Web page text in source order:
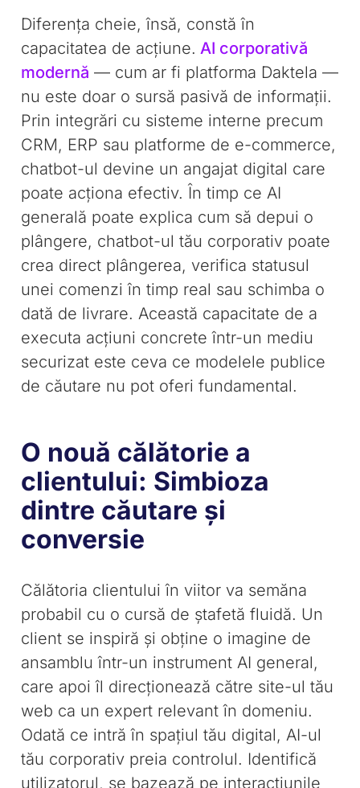
Diferența cheie, însă, constă în
capacitatea de acțiune. AI corporativă
modernă — cum ar fi platforma Daktela —
nu este doar o sursă pasivă de informații.
Prin integrări cu sisteme interne precum
CRM, ERP sau platforme de e-commerce,
chatbot-ul devine un angajat digital care
poate acționa efectiv. În timp ce AI
generală poate explica cum să depui o
plângere, chatbot-ul tău corporativ poate
crea direct plângerea, verifica statusul
unei comenzi în timp real sau schimba o
dată de livrare. Această capacitate de a
executa acțiuni concrete într-un mediu
securizat este ceva ce modelele publice
de căutare nu pot oferi fundamental.
O nouă călătorie a
clientului: Simbioza
dintre căutare și
conversie
Călătoria clientului în viitor va semăna
probabil cu o cursă de ștafetă fluidă. Un
client se inspiră și obține o imagine de
ansamblu într-un instrument AI general,
care apoi îl direcționează către site-ul tău
web ca un expert relevant în domeniu.
Odată ce intră în spațiul tău digital, AI-ul
tău corporativ preia controlul. Identifică
utilizatorul, se bazează pe interacțiunile